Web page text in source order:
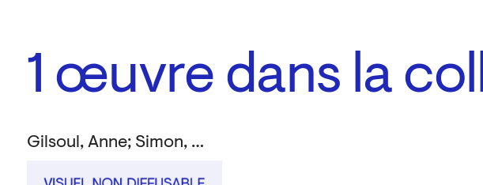
1 œuvre dans la
Gilsoul, Anne; Simon, Daniel